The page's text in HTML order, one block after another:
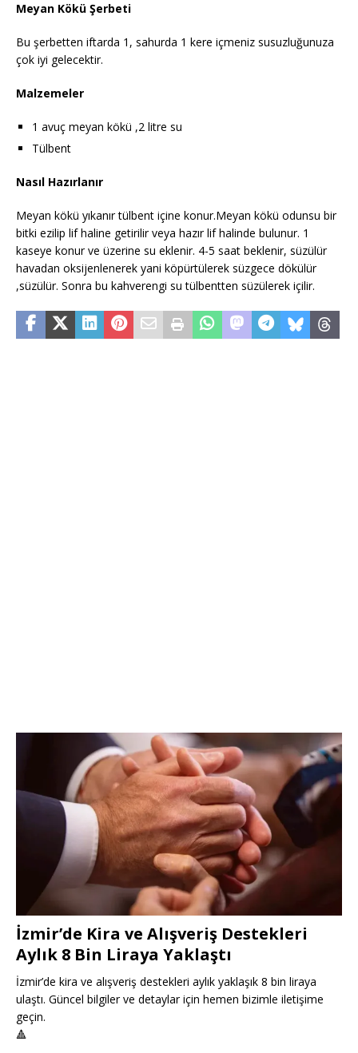
Meyan Kökü Şerbeti
Bu şerbetten iftarda 1, sahurda 1 kere içmeniz susuzluğunuza
çok iyi gelecektir.
Malzemeler
1 avuç meyan kökü ,2 litre su
Tülbent
Nasıl Hazırlanır
Meyan kökü yıkanır tülbent içine konur.Meyan kökü odunsu bir
bitki ezilip lif haline getirilir veya hazır lif halinde bulunur. 1
kaseye konur ve üzerine su eklenir. 4-5 saat beklenir, süzülür
havadan oksijenlenerek yani köpürtülerek süzgece dökülür
,süzülür. Sonra bu kahverengi su tülbentten süzülerek içilir.
İzmir’de Kira ve Alışveriş Destekleri
Aylık 8 Bin Liraya Yaklaştı
İzmir’de kira ve alışveriş destekleri aylık yaklaşık 8 bin liraya
ulaştı. Güncel bilgiler ve detaylar için hemen bizimle iletişime
geçin.
🔺